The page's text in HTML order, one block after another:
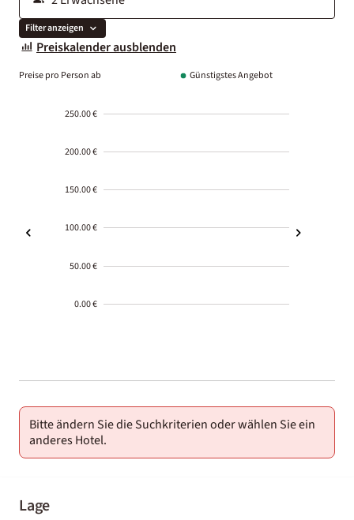
Filter anzeigen
Preiskalender ausblenden
Preise pro Person ab Günstigstes Angebot
250.00 €
200.00 €
150.00 €
100.00 €
50.00 €
0.00 €
01-02
Bitte ändern Sie die Suchkriterien oder wählen Sie ein
anderes Hotel.
Lage